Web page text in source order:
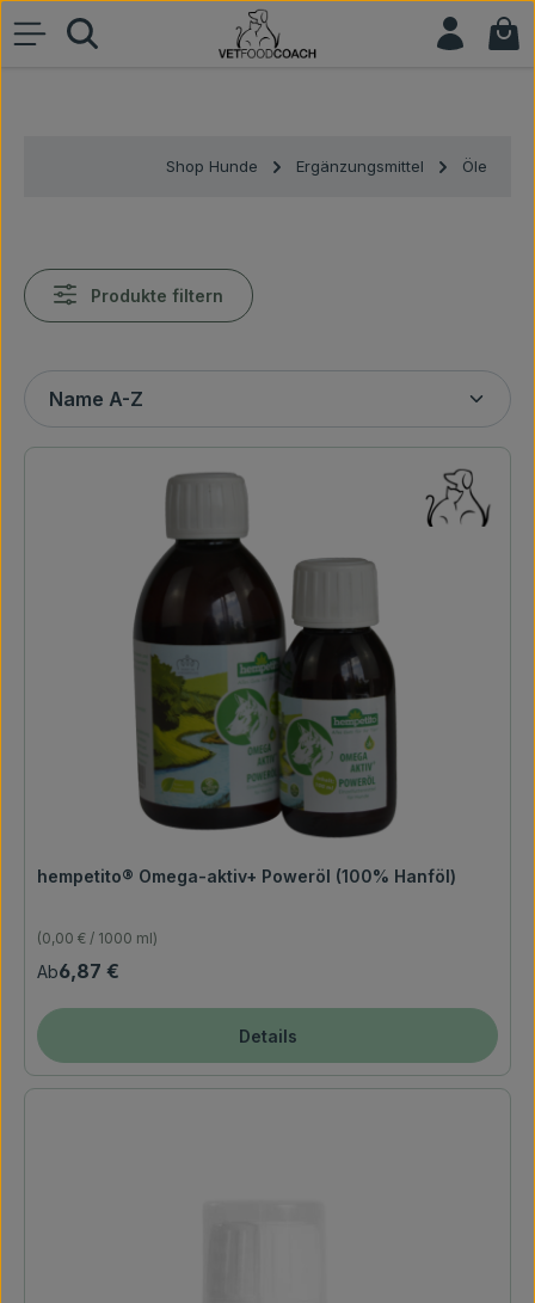
Zum Hauptinhalt springen
Shop Hunde Ergänzungsmittel Öle
Produkte filtern
hempetito® Omega-aktiv+ Poweröl (100% Hanföl)
(0,00 € / 1000 ml)
Regulärer Preis:
Ab6,87 €
Details